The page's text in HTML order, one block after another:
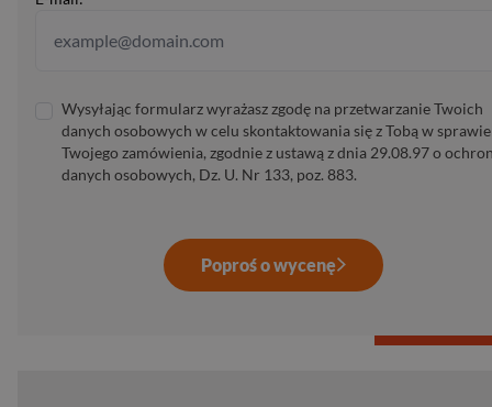
Wysyłając formularz wyrażasz zgodę na przetwarzanie Twoich
danych osobowych w celu skontaktowania się z Tobą w sprawie
Twojego zamówienia, zgodnie z ustawą z dnia 29.08.97 o
danych osobowych, Dz. U. Nr 133, poz. 883.
Poproś o wycenę